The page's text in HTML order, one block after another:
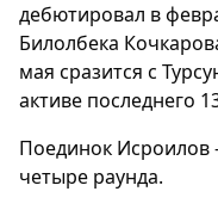
дебютировал в
Билолбека
мая сразится с
активе последнего
Поединок Исроилов
четыре раунда.